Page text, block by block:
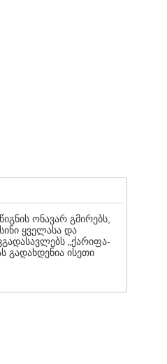
ონავარ გმი­რებს,
ყველასა და
„ქარიფა­
გადახდენია ისეთი